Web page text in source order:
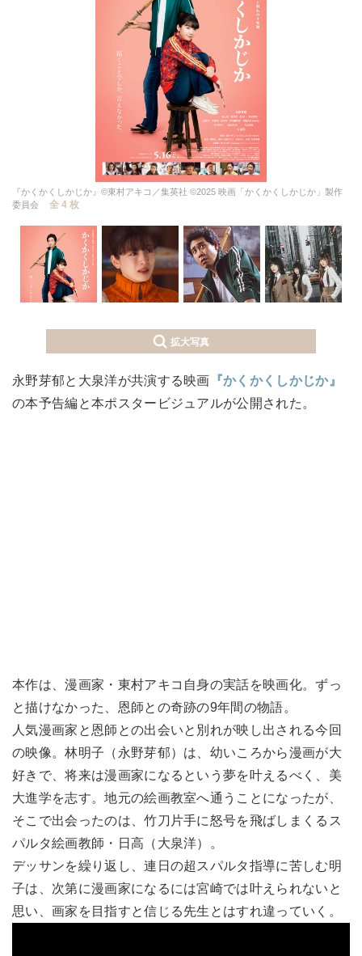
『かくかくしかじか』©東村アキコ／集英社 ©2025 映画「かくかくしかじか」製作
委員会
全 4 枚
拡大写真
永野芽郁と大泉洋が共演する映画 『かくかくしかじか』
の本予告編と本ポスタービジュアルが公開された。
本作は、漫画家・東村アキコ自身の実話を映画化。ずっ
と描けなかった、恩師との奇跡の9年間の物語。
人気漫画家と恩師との出会いと別れが映し出される今回
の映像。林明子（永野芽郁）は、幼いころから漫画が大
好きで、将来は漫画家になるという夢を叶えるべく、美
大進学を志す。地元の絵画教室へ通うことになったが、
そこで出会ったのは、竹刀片手に怒号を飛ばしまくるス
パルタ絵画教師・日高（大泉洋）。
デッサンを繰り返し、連日の超スパルタ指導に苦しむ明
子は、次第に漫画家になるには宮崎では叶えられないと
思い、画家を目指すと信じる先生とはすれ違っていく。